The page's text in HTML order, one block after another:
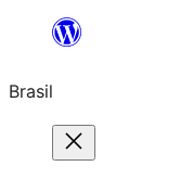
o
conteúdo
Brasil